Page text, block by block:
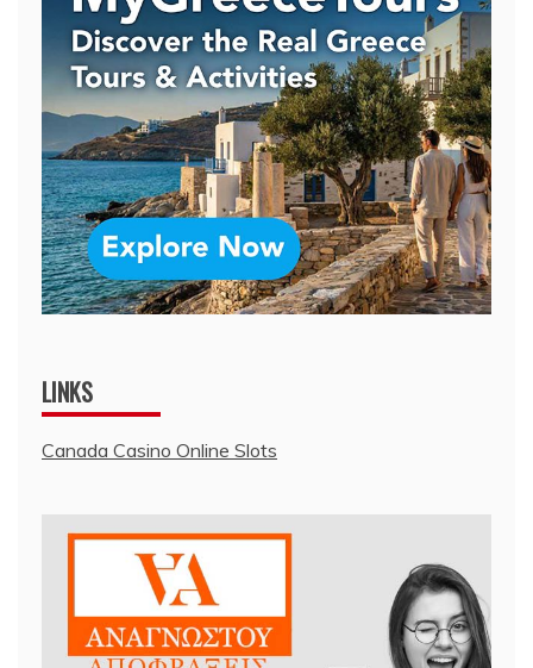
LINKS
Canada Casino Online Slots